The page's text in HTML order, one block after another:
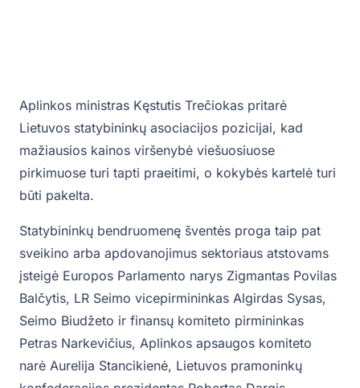
Aplinkos ministras Kęstutis Trečiokas pritarė
Lietuvos statybininkų asociacijos pozicijai, kad
mažiausios kainos viršenybė viešuosiuose
pirkimuose turi tapti praeitimi, o kokybės kartelė turi
būti pakelta.
Statybininkų bendruomenę šventės proga taip pat
sveikino arba apdovanojimus sektoriaus atstovams
įsteigė Europos Parlamento narys Zigmantas Povilas
Balčytis, LR Seimo vicepirmininkas Algirdas Sysas,
Seimo Biudžeto ir finansų komiteto pirmininkas
Petras Narkevičius, Aplinkos apsaugos komiteto
narė Aurelija Stancikienė, Lietuvos pramoninkų